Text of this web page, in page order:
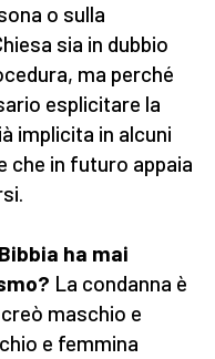
o sulla
sia in dubbio
ma perché
esplicitare la
implicita in alcuni
che in futuro appaia
ha mai
La condanna è
creò maschio e
e femmina